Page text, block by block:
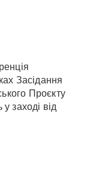
Засідання
Проєкту
заході від